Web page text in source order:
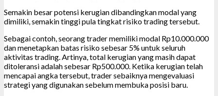
Semakin besar potensi kerugian dibandingkan modal yang
dimiliki, semakin tinggi pula tingkat risiko trading tersebut.
Sebagai contoh, seorang trader memiliki modal Rp10.000.000
dan menetapkan batas risiko sebesar 5% untuk seluruh
aktivitas trading. Artinya, total kerugian yang masih dapat
ditoleransi adalah sebesar Rp500.000. Ketika kerugian telah
mencapai angka tersebut, trader sebaiknya mengevaluasi
strategi yang digunakan sebelum membuka posisi baru.